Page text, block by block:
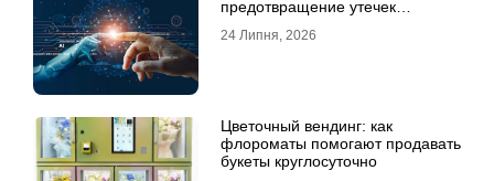
предотвращение утечек
24 Липня, 2026
Цветочный вендинг: как
флороматы помогают продавать
букеты круглосуточно